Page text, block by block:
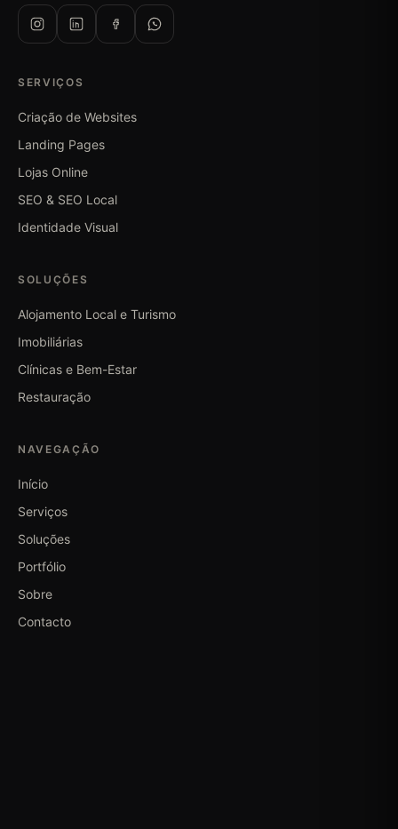
SERVIÇOS
Criação de Websites
Landing Pages
Lojas Online
SEO & SEO Local
Identidade Visual
SOLUÇÕES
Alojamento Local e Turismo
Imobiliárias
Clínicas e Bem-Estar
Restauração
NAVEGAÇÃO
Início
Serviços
Soluções
Portfólio
Sobre
Contacto